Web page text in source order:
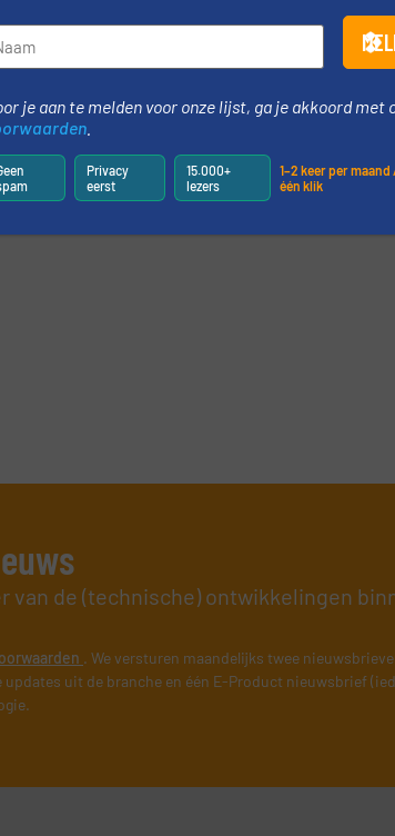
van de (technische) ontwikkelingen
. We versturen maandelijks twee
uit de branche en één E-Product nieuwsbrief
je aan te melden voor onze lijst, ga je akkoord met
Privacy
eerst
15.000+
lezers
1–2 keer per
één klik